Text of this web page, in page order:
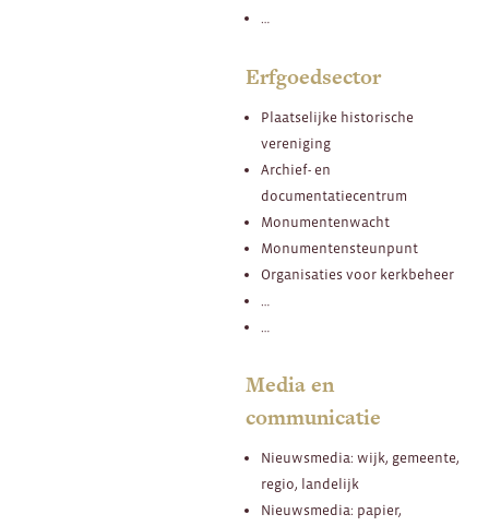
…
Erfgoedsector
Plaatselijke historische
vereniging
Archief- en
documentatiecentrum
Monumentenwacht
Monumentensteunpunt
Organisaties voor kerkbeheer
Media en
communicatie
Nieuwsmedia: wijk, gemeente,
regio, landelijk
Nieuwsmedia: papier,